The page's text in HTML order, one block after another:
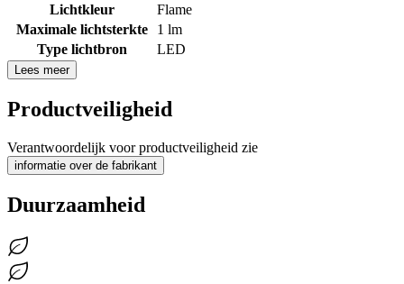
Lichtkleur
Flame
Maximale lichtsterkte
1 lm
Type lichtbron
LED
Lees meer
Productveiligheid
Verantwoordelijk voor productveiligheid zie
informatie over de fabrikant
Duurzaamheid